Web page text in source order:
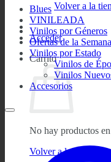
Volver a la
Acceder
Carrito
No hay productos
Volver a la tienda
Blues
VINILEADA
Vinilos por Géneros
Ofertas de la Semana
Vinilos por Estado
Vinilos de
Vinilos
Accesorios